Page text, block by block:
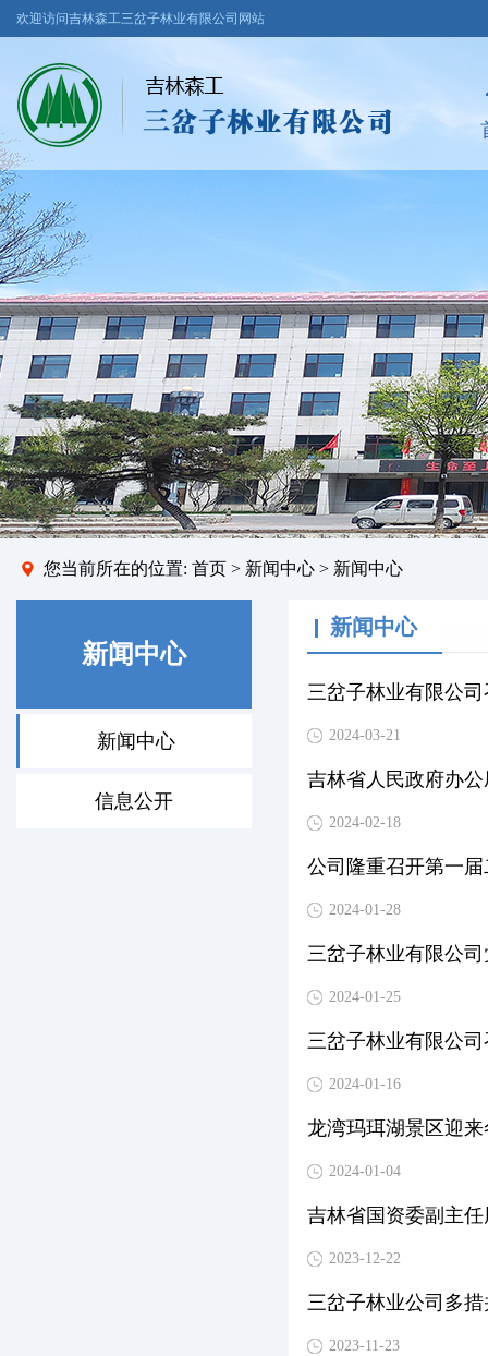
欢迎访问吉林森工三岔子林业有限公司网站
您当前所在的位置: 首页 > 新闻中心 > 新闻中心
新闻中心
新闻中心
信息公开
新闻中心
三岔子林业有限公
2024-03-21
吉林省人民政府办
2024-02-18
公司隆重召开第一
2024-01-28
三岔子林业有限公
2024-01-25
三岔子林业有限公
2024-01-16
龙湾玛珥湖景区迎
2024-01-04
吉林省国资委副主
2023-12-22
三岔子林业公司多
2023-11-23